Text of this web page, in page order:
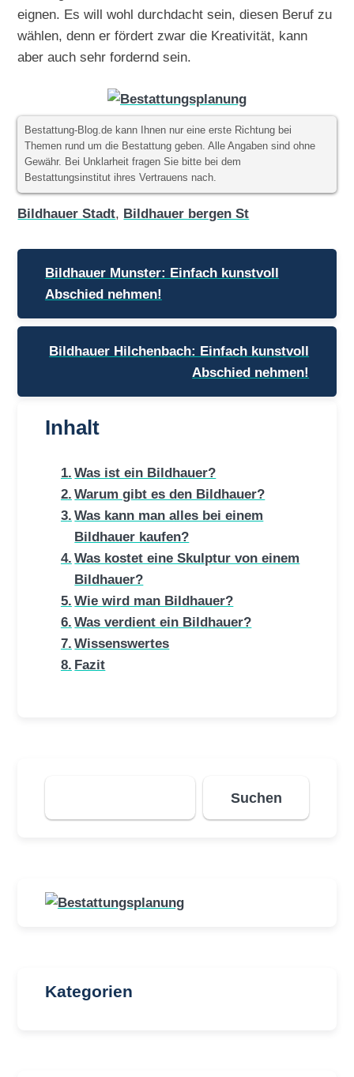
eignen. Es will wohl durchdacht sein, diesen Beruf zu
wählen, denn er fördert zwar die Kreativität, kann
aber auch sehr fordernd sein.
Bestattung-Blog.de kann Ihnen nur eine erste Richtung bei
Themen rund um die Bestattung geben. Alle Angaben sind ohne
Gewähr. Bei Unklarheit fragen Sie bitte bei dem
Bestattungsinstitut ihres Vertrauens nach.
Bildhauer Stadt, Bildhauer bergen St
Beitragsnavigation
Bildhauer Munster: Einfach kunstvoll
Abschied nehmen!
Bildhauer Hilchenbach: Einfach kunstvoll
Abschied nehmen!
Inhalt
Was ist ein Bildhauer?
Warum gibt es den Bildhauer?
Was kann man alles bei einem
Bildhauer kaufen?
Was kostet eine Skulptur von einem
Bildhauer?
Wie wird man Bildhauer?
Was verdient ein Bildhauer?
Wissenswertes
Fazit
Suchen
Suchen
Kategorien